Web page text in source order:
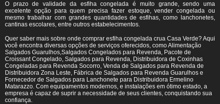
O prazo de validade da esfiha congelada é muito grande, sendo uma
excelente opção para quem precisa fazer estoque, vender congelada ou
mesmo trabalhar com grandes quantidades de esfihas, como lanchonetes,
cantinas escolares, entre outros estabelecimentos.
Quer saber mais sobre onde comprar esfiha congelada crua Casa Verde? Aqui
você encontra diversas opções de serviços oferecidos, como Alimentação
Salgados Guarulhos,Salgados Congelados para Revenda, Pacote de
Croissant Congelado, Salgados para Revenda, Distribuidora de Coxinhas
Congeladas para Revenda Socorro, Venda de Salgados para Revenda de
Distribuidora Zona Leste, Fábrica de Salgados para Revenda Guarulhos e
Fornecedor de Salgados para Lanchonete para Distribuidora Ermelino
Matarazzo. Com equipamentos modernos, e instalações em ótimo estado, a
empresa é capaz de suprir a necessidade de seus clientes, conquistando sua
confiança.